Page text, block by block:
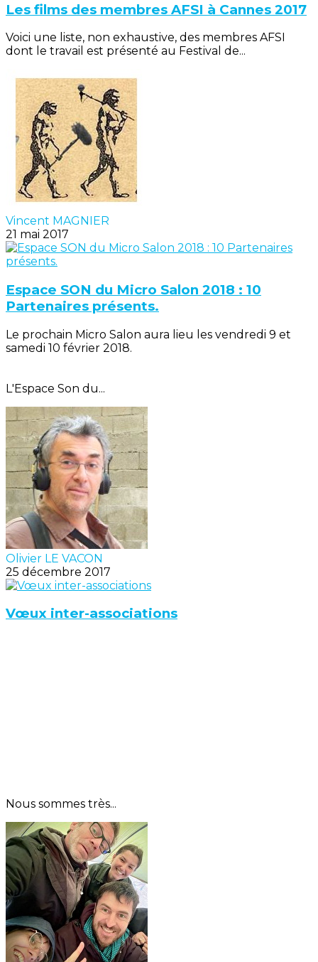
Les films des membres AFSI à Cannes 2017
Voici une liste, non exhaustive, des membres AFSI
dont le travail est présenté au Festival de...
Vincent MAGNIER
21 mai 2017
Espace SON du Micro Salon 2018 : 10
Partenaires présents.
Le prochain Micro Salon aura lieu les vendredi 9 et
samedi 10 février 2018.
L'Espace Son du...
Olivier LE VACON
25 décembre 2017
Vœux inter-associations
Nous sommes très...